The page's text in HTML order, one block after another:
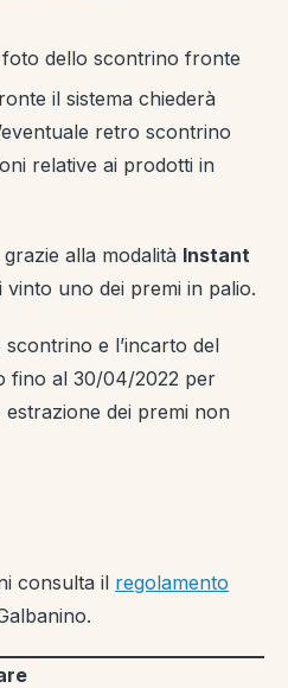
dello scontrino fronte
il sistema chiederà
retro scontrino
relative ai prodotti in
alla modalità Instant
vinto uno dei premi in palio.
e l’incarto del
fino al 30/04/2022 per
estrazione dei premi non
consulta il regolamento